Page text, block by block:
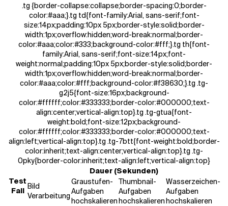
.tg {border-collapse:collapse;border-spacing:0;border-
color:#aaa;}.tg td{font-family:Arial, sans-serif;font-
size:14px;padding:10px 5px;border-style:solid;border-
width:1px;overflow:hidden;word-break:normal;border-
color:#aaa;color:#333;background-color:#fff;}.tg th{font-
family:Arial, sans-serif;font-size:14px;font-
weight:normal;padding:10px 5px;border-style:solid;border-
width:1px;overflow:hidden;word-break:normal;border-
color:#aaa;color:#fff;background-color:#f38630;}.tg .tg-
g2j5{font-size:16px;background-
color:#ffffff;color:#333333;border-color:#000000;text-
align:center;vertical-align:top}.tg .tg-gtua{font-
weight:bold;font-size:12px;background-
color:#ffffff;color:#333333;border-color:#000000;text-
align:left;vertical-align:top}.tg .tg-7btt{font-weight:bold;border-
color:inherit;text-align:center;vertical-align:top}.tg .tg-
0pky{border-color:inherit;text-align:left;vertical-align:top}
Test
Fall
Dauer (Sekunden)
Bild
Verarbeitung
Graustufen-
Aufgaben
hochskalieren
Thumbnail-
Aufgaben
hochskalieren
Wasserzeichen-
Aufgaben
hochskalieren